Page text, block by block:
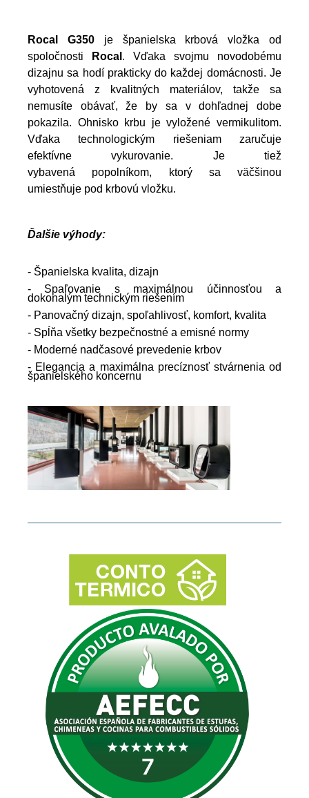
Rocal G350je španielska krbová vložka od
spoločnosti
Rocal . Vďaka svojmu novodobému
dizajnu sa hodí prakticky do každej domácnosti. Je
vyhotovená z kvalitných materiálov, takže sa
nemusíte obávať, že by sa v dohľadnej dobe
pokazila. Ohnisko krbu je vyložené vermikulitom.
Vďaka technologickým riešeniam zaručuje
efektívne vykurovanie. Je tiež
vybavená popolníkom, ktorý sa väčšinou
umiestňuje pod krbovú vložku.
Ďalšie výhody:
- Španielska kvalita, dizajn
- Spaľovanie s maximálnou účinnosťou a
dokonalým technickým riešením
- Panovačný dizajn, spoľahlivosť, komfort, kvalita
- Spĺňa všetky bezpečnostné a emisné normy
- Moderné nadčasové prevedenie krbov
- Elegancia a maximálna precíznosť stvárnenia od
španielského koncernu